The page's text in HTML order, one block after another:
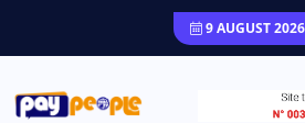
9 AUGUST 2026